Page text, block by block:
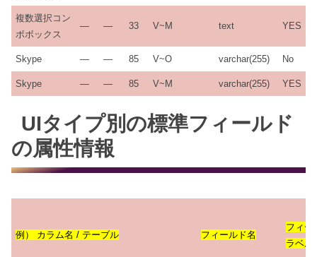
複数選択コン
ボボックス
— — 33 V~M text YES
Skype — — 85 V~O varchar(255) No
Skype — — 85 V~M varchar(255) YES
UIタイプ別の標準フィールド
の属性情報
例） カラム名 / テーブル フィールド名
フィー
ラベル